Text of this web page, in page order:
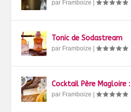
par Framboize |
Tonic de Sodastream
par Framboize |
Cocktail Père Magloire
par Framboize |